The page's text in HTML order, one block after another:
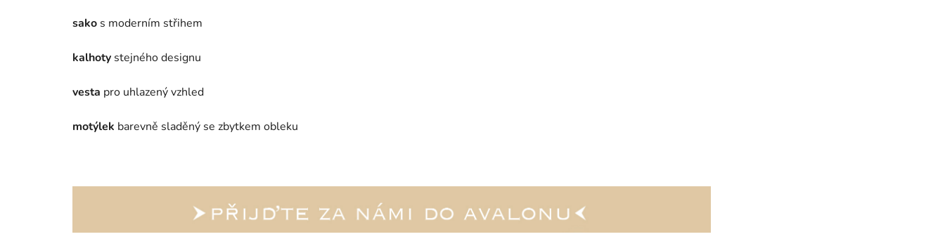
sako s moderním střihem
kalhoty stejného designu
vesta pro uhlazený vzhled
motýlek barevně sladěný se zbytkem obleku